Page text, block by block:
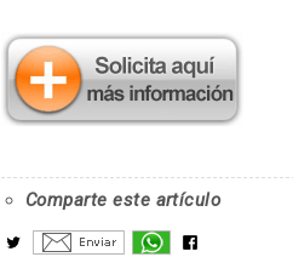
Comparte este artículo